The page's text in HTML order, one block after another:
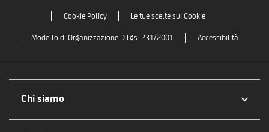
Cookie Policy Le tue scelte sui Cookie
Modello di Organizzazione D.Lgs. 231/2001 Accessibilità
Chi siamo